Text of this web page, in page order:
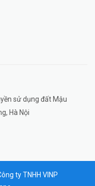
sử dụng đất Mậu
Hà Nội
ty TNHH VINP